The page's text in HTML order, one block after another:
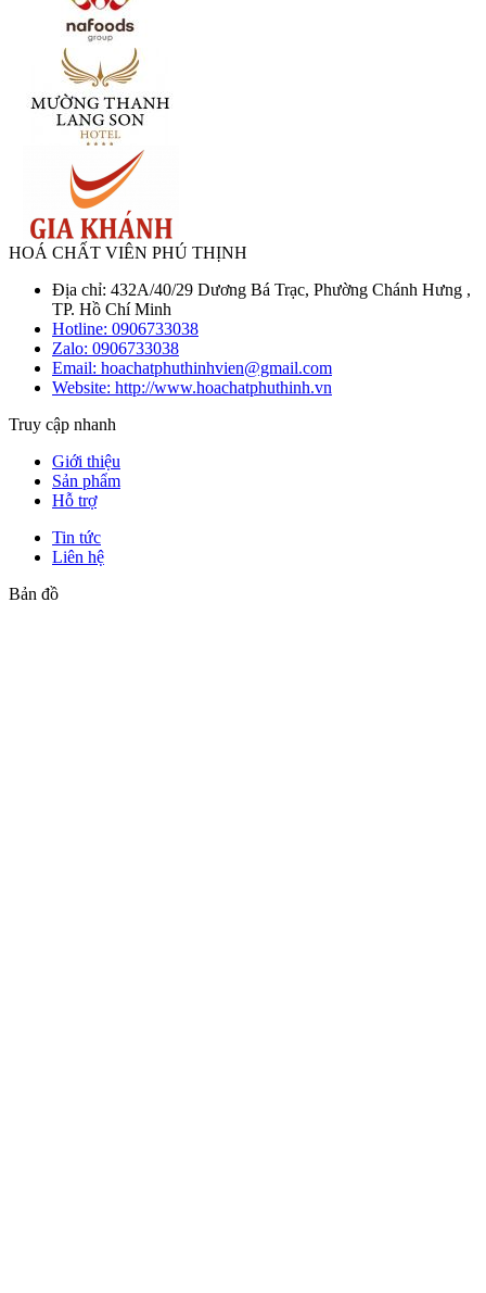
HOÁ CHẤT VIÊN PHÚ THỊNH
Địa chỉ: 432A/40/29 Dương Bá Trạc, Phường Chánh Hưng ,
TP. Hồ Chí Minh
Hotline: 0906733038
Zalo: 0906733038
Email: hoachatphuthinhvien@gmail.com
Website: http://www.hoachatphuthinh.vn
Truy cập nhanh
Giới thiệu
Sản phẩm
Hỗ trợ
Tin tức
Liên hệ
Bản đồ